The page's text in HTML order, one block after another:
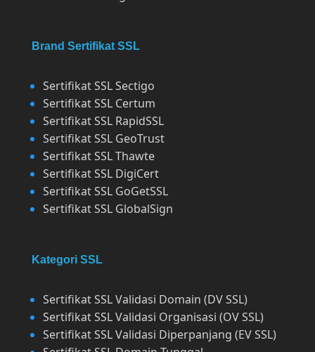
Brand Sertifikat SSL
Sertifikat SSL Sectigo
Sertifikat SSL Certum
Sertifikat SSL RapidSSL
Sertifikat SSL GeoTrust
Sertifikat SSL Thawte
Sertifikat SSL DigiCert
Sertifikat SSL GoGetSSL
Sertifikat SSL GlobalSign
Kategori SSL
Sertifikat SSL Validasi Domain (DV SSL)
Sertifikat SSL Validasi Organisasi (OV SSL)
Sertifikat SSL Validasi Diperpanjang (EV SSL)